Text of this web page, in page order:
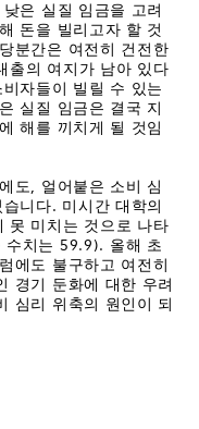
은 실질 임금을 고려
돈을 빌리고자 할 것
분간은 여전히 건전한
출의 여지가 남아 있다
자들이 빌릴 수 있는
실질 임금은 결국 지
해를 끼치게 될 것임
도, 얼어붙은 소비 심
니다. 미시간 대학의
못 미치는 것으로 나타
수치는 59.9). 올해 초
에도 불구하고 여전히
경기 둔화에 대한 우려
심리 위축의 원인이 되